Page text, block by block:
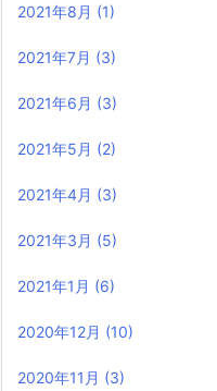
2021年8月 (1)
2021年7月 (3)
2021年6月 (3)
2021年5月 (2)
2021年4月 (3)
2021年3月 (5)
2021年1月 (6)
2020年12月 (10)
2020年11月 (3)